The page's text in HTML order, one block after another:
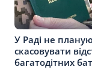
У Раді не
скасовувати
багатодітних